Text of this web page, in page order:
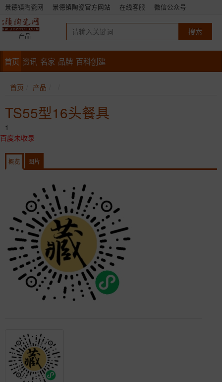
景德镇陶瓷网 景德镇陶瓷官方网站 在线客服 微信公众号
产品
首页 资讯 名家 品牌 百科创建
首页 产品
TS55型16头餐具
1
百度未收录
概览 图片